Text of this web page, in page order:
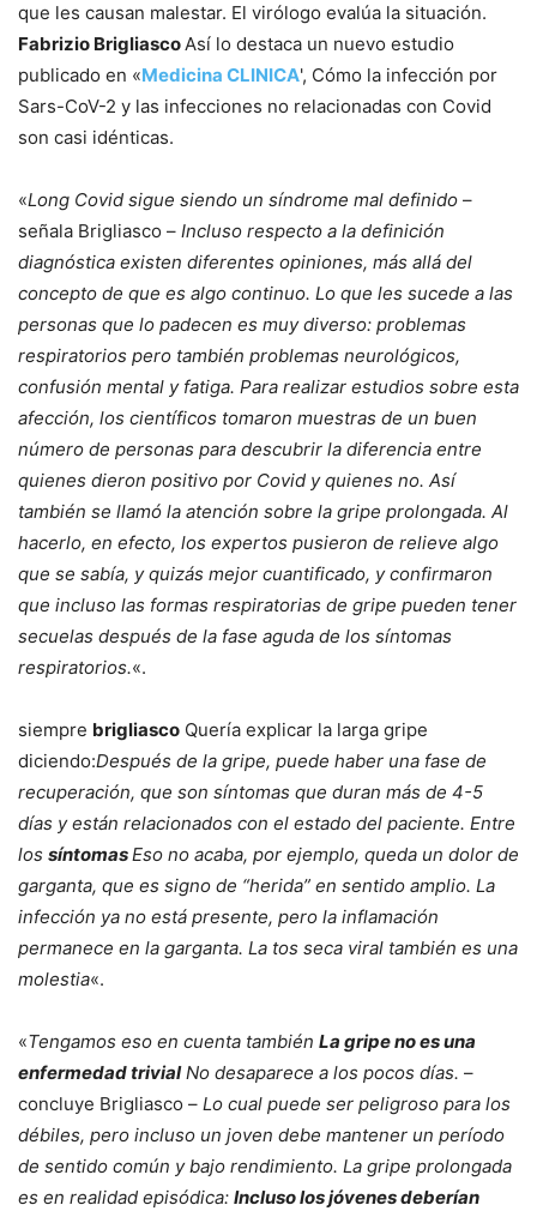
que les causan malestar. El virólogo evalúa la situación.
Fabrizio BrigliascoAsí lo destaca un nuevo estudio
publicado en «Medicina CLINICA', Cómo la infección por
Sars-CoV-2 y las infecciones no relacionadas con Covid
son casi idénticas.
«Long Covid sigue siendo un síndrome mal definido –
señala Brigliasco – Incluso respecto a la definición
diagnóstica existen diferentes opiniones, más allá del
concepto de que es algo continuo. Lo que les sucede a las
personas que lo padecen es muy diverso: problemas
respiratorios pero también problemas neurológicos,
confusión mental y fatiga. Para realizar estudios sobre esta
afección, los científicos tomaron muestras de un buen
número de personas para descubrir la diferencia entre
quienes dieron positivo por Covid y quienes no. Así
también se llamó la atención sobre la gripe prolongada. Al
hacerlo, en efecto, los expertos pusieron de relieve algo
que se sabía, y quizás mejor cuantificado, y confirmaron
que incluso las formas respiratorias de gripe pueden tener
secuelas después de la fase aguda de los síntomas
respiratorios.«.
siempre brigliasco Quería explicar la larga gripe
diciendo:Después de la gripe, puede haber una fase de
recuperación, que son síntomas que duran más de 4-5
días y están relacionados con el estado del paciente. Entre
los síntomasEso no acaba, por ejemplo, queda un dolor de
garganta, que es signo de “herida” en sentido amplio. La
infección ya no está presente, pero la inflamación
permanece en la garganta. La tos seca viral también es una
molestia«.
«Tengamos eso en cuenta también La gripe no es una
enfermedad trivialNo desaparece a los pocos días. –
concluye Brigliasco – Lo cual puede ser peligroso para los
débiles, pero incluso un joven debe mantener un período
de sentido común y bajo rendimiento. La gripe prolongada
es en realidad episódica: Incluso los jóvenes deberían